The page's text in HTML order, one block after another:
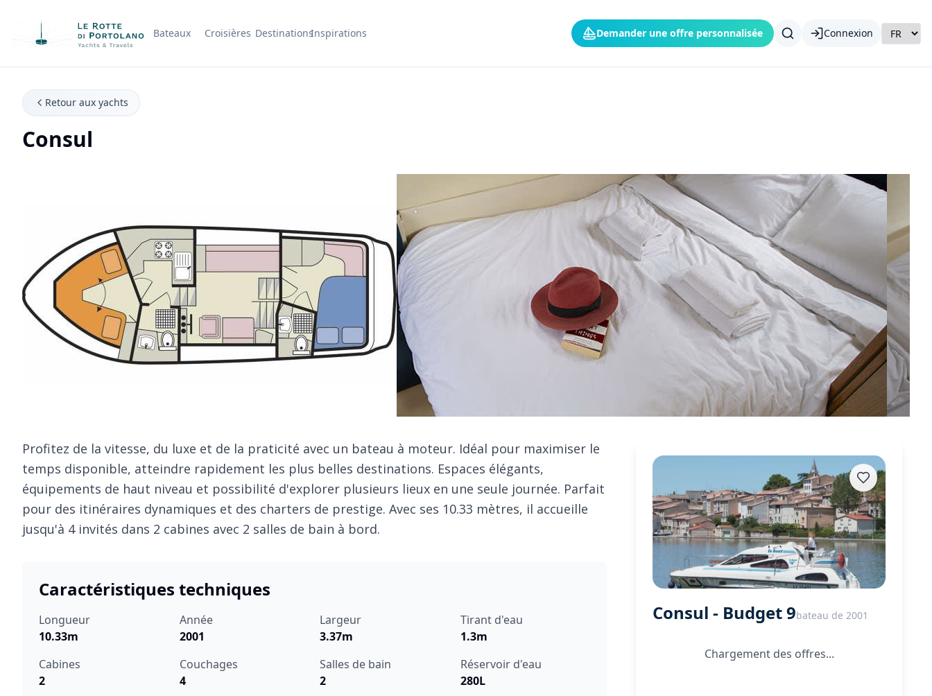
Nom de l'entreprise Bateaux Croisières DestinationsInspirations Demander une offre personnalisée Connexion
Retour aux yachts
Consul
Profitez de la vitesse, du luxe et de la praticité avec un bateau à moteur. Idéal pour maximiser le
temps disponible, atteindre rapidement les plus belles destinations. Espaces élégants,
équipements de haut niveau et possibilité d'explorer plusieurs lieux en une seule journée. Parfait
pour des itinéraires dynamiques et des charters de prestige. Avec ses 10.33 mètres, il accueille
jusqu'à 4 invités dans 2 cabines avec 2 salles de bain à bord.
Caractéristiques techniques
Longueur
10.33m
Année
2001
Largeur
3.37m
Tirant d'eau
1.3m
Cabines
2
Couchages
4
Salles de bain
2
Réservoir d'eau
280L
Consul - Budget 9bateau de 2001
Chargement des offres...